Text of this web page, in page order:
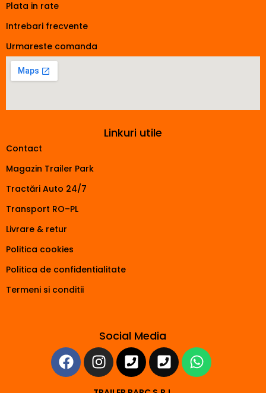
Plata in rate
Intrebari frecvente
Urmareste comanda
Linkuri utile
Contact
Magazin Trailer Park
Tractări Auto 24/7
Transport RO–PL
Livrare & retur
Politica cookies
Politica de confidentialitate
Termeni si conditii
Social Media